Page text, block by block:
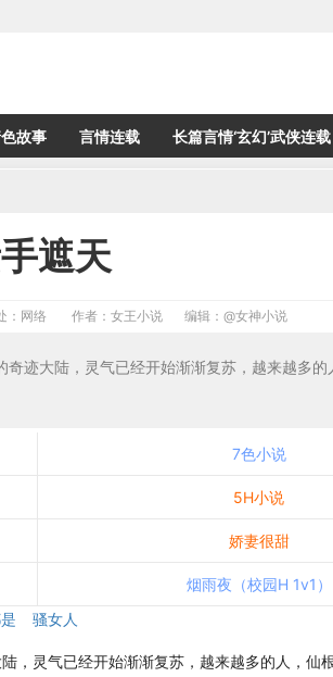
故事 言情连载 长篇言情‘玄幻’武侠连载
遮天
：网络 作者：女王小说 编辑： @女神小说
迹大陆，灵气已经开始渐渐复苏，越来越多的
7色小说
5H小说
娇妻很甜
烟雨夜（校园H 1v1）
骚女人
，灵气已经开始渐渐复苏，越来越多的人，仙